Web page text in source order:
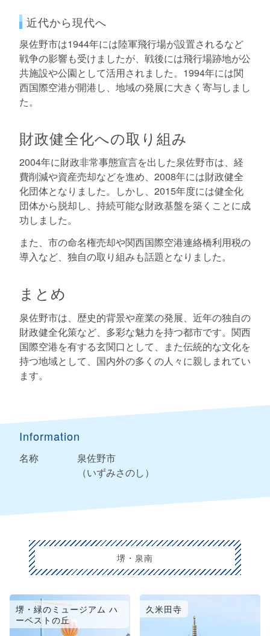
近代から現代へ
泉佐野市は1944年には陸軍飛行場が設置されるなど
戦争の影響も受けましたが、戦後には飛行場跡地が公
共施設や公園として活用されました。1994年には関
西国際空港が開港し、地域の発展に大きく寄与しまし
た。
財政健全化への取り組み
2004年に財政非常事態宣言を出した泉佐野市は、経
費削減や資産売却などを進め、2008年には財政健全
化団体となりました。しかし、2015年度には健全化
団体から脱却し、持続可能な財政基盤を築くことに成
功しました。
また、市の命名権売却や関西国際空港連絡橋利用税の
導入など、独自の取り組みも話題となりました。
まとめ
泉佐野市は、歴史的背景や産業の発展、近年の独自の
財政健全化策など、多彩な魅力を持つ都市です。関西
国際空港を有する玄関口として、また伝統的な文化を
持つ地域として、国内外の多くの人々に親しまれてい
ます。
Information
名称
泉佐野市
（いずみさのし）
堺・泉南
堺・緑のミュージアム ハ
ーベストの丘
久米田寺